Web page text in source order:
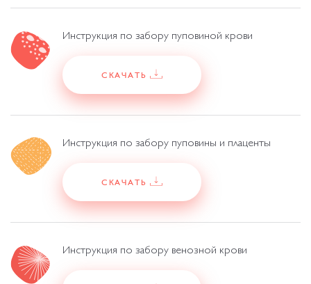
Инструкция по забору пуповиной крови
СКАЧАТЬ
Инструкция по забору пуповины и плаценты
СКАЧАТЬ
Инструкция по забору венозной крови